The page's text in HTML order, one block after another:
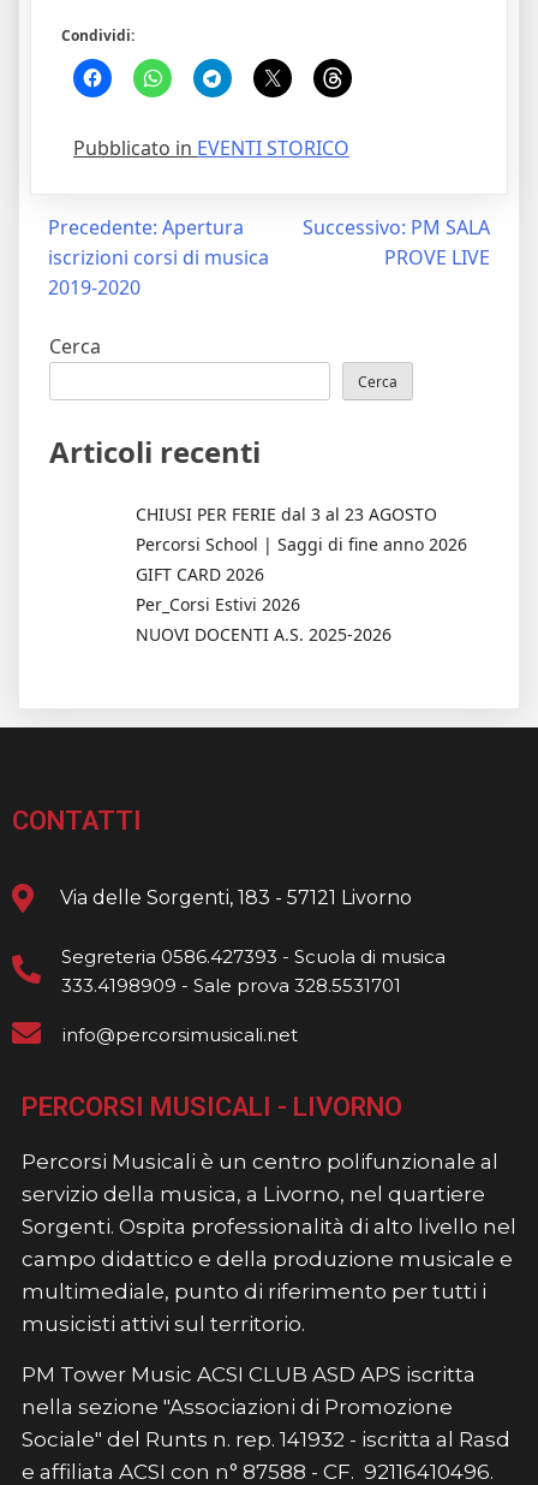
Condividi:
Pubblicato in EVENTI STORICO
Navigazione
articoli
Precedente: Apertura
iscrizioni corsi di musica
2019-2020
Successivo: PM SALA
PROVE LIVE
Cerca
Cerca
Articoli recenti
CHIUSI PER FERIE dal 3 al 23 AGOSTO
Percorsi School | Saggi di fine anno 2026
GIFT CARD 2026
Per_Corsi Estivi 2026
NUOVI DOCENTI A.S. 2025-2026
CONTATTI
Via delle Sorgenti, 183 - 57121 Livorno
Segreteria 0586.427393 - Scuola di musica
333.4198909 - Sale prova 328.5531701
info@percorsimusicali.net
PERCORSI MUSICALI - LIVORNO
Percorsi Musicali è un centro polifunzionale al
servizio della musica, a Livorno, nel quartiere
Sorgenti. Ospita professionalità di alto livello nel
campo didattico e della produzione musicale e
multimediale, punto di riferimento per tutti i
musicisti attivi sul territorio.
PM Tower Music ACSI CLUB ASD APS iscritta
nella sezione "Associazioni di Promozione
Sociale" del Runts n. rep. 141932 - iscritta al Rasd
e affiliata ACSI con n° 87588 - CF. 92116410496.